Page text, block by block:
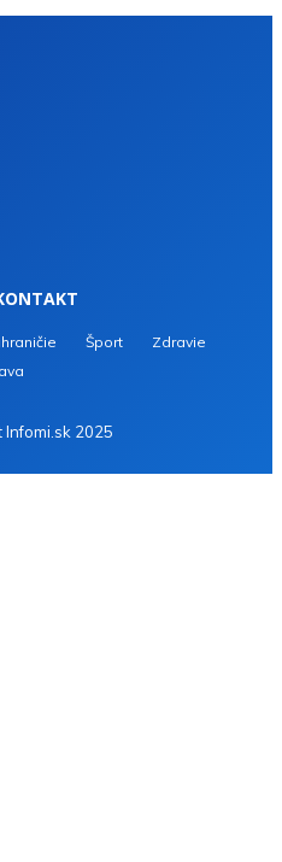
Šport
Zdravie
2025